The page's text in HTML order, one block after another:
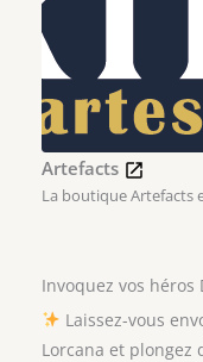
Artefacts
La boutique Artefacts
Invoquez vos héros
Laissez-vous
Lorcana et plongez